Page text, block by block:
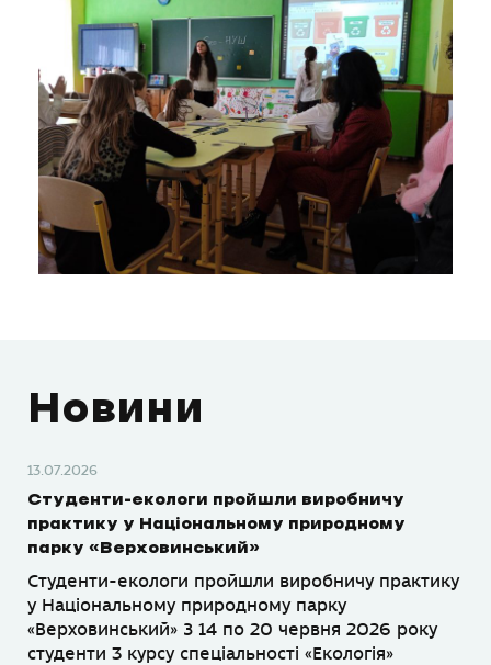
Новини
13.07.2026
Студенти-екологи пройшли виробничу
практику у Національному природному
парку «Верховинський»
Студенти-екологи пройшли виробничу практику
у Національному природному парку
«Верховинський» З 14 по 20 червня 2026 року
студенти 3 курсу спеціальності «Екологія»